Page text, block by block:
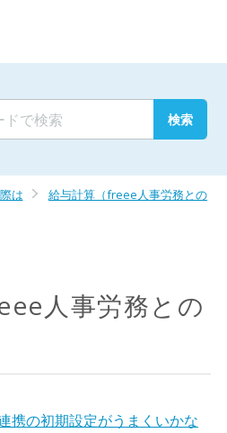
は
給与計算（freee人事労務との
人事労務との
携の初期設定がうまくいかな